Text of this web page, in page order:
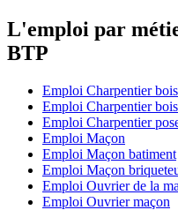
L'emploi par
BTP
Emploi Charpentier bois
Emploi Charpentier
Emploi Charpentier
Emploi Maçon
Emploi Maçon batiment
Emploi Maçon
Emploi Ouvrier de la
Emploi Ouvrier maçon